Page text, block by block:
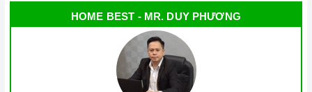
HOME BEST - MR. DUY PHƯƠNG